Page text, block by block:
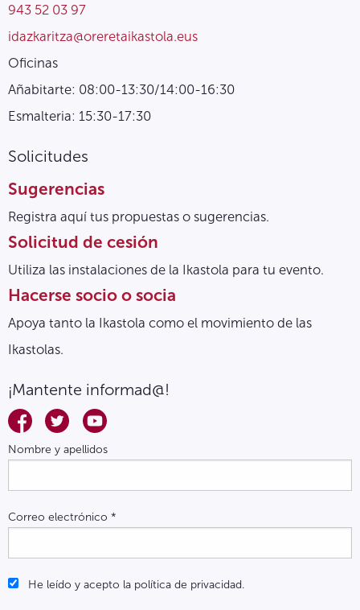
943 52 03 97
idazkaritza@oreretaikastola.eus
Oficinas
Añabitarte: 08:00-13:30/14:00-16:30
Esmalteria: 15:30-17:30
Solicitudes
Sugerencias
Registra aquí tus propuestas o sugerencias.
Solicitud de cesión
Utiliza las instalaciones de la Ikastola para tu evento.
Hacerse socio o socia
Apoya tanto la Ikastola como el movimiento de las
Ikastolas.
¡Mantente informad@!
Nombre y apellidos
Correo electrónico *
He leído y acepto la política de privacidad.